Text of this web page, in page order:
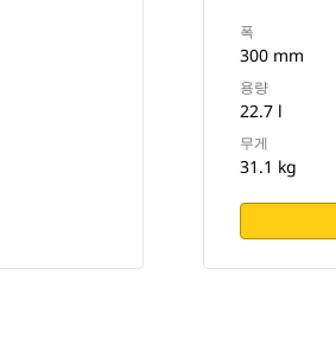
폭
300 mm
용량
22.7 l
무게
31.1 kg